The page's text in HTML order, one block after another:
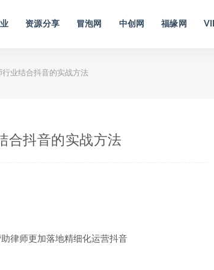
资源分享 冒泡网 中创网 福缘网
业结合抖音的实战方法
合抖音的实战方法
律师更加落地精细化运营抖音